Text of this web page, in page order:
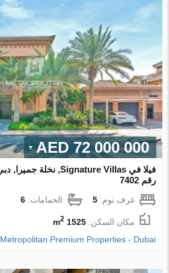
72 000 000 AED
رقم 7402
غرف نوم:5 الحمامات:6
مكان السكن:1525 m
2
Metropolitan Premium Properties - Dubai